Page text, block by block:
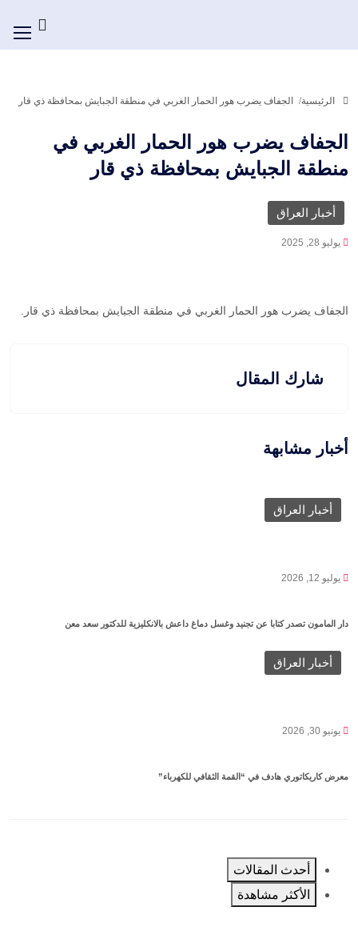
الرئيسية الجفاف يضرب هور الحمار الغربي في منطقة الجبايش بمحافظة ذي قار
الجفاف يضرب هور الحمار الغربي في
منطقة الجبايش بمحافظة ذي قار
أخبار العراق
يوليو 28, 2025
الجفاف يضرب هور الحمار الغربي في منطقة الجبايش بمحافظة ذي قار.
شارك المقال
أخبار مشابهة
أخبار العراق
يوليو 12, 2026
دار المامون تصدر كتابا عن تجنيد وغسل دماغ داعش بالانكليزية للدكتور سعد معن
أخبار العراق
يونيو 30, 2026
معرض كاريكاتوري هادف في “القمة الثقافي للكهرباء”
أحدث المقالات
الأكثر مشاهدة